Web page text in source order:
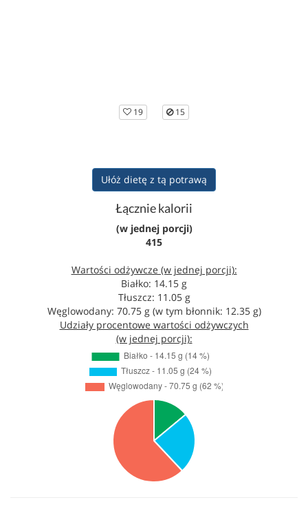
19 15
Ułóż dietę z tą potrawą
Łącznie kalorii
(w jednej porcji)
415
Wartości odżywcze (w jednej porcji):
Białko: 14.15 g
Tłuszcz: 11.05 g
Węglowodany: 70.75 g (w tym błonnik: 12.35 g)
Udziały procentowe wartości odżywczych
(w jednej porcji):